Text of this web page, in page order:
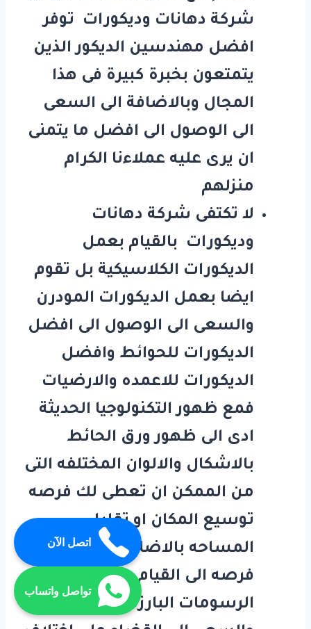
شركة دهانات وديكورات توفر
افضل مهندسين الديكور الذين
يتمتعون بخبرة كبيرة فى هذا
المجال وبالاضافة الى السعى
الى الوصول الى افضل ما يتمنى
ان يرى عليه عملاءنا الكرام
منزلهم
لا تكتفى شركة دهانات
وديكورات بالقيام بعمل
الديكورات الكلاسيكية بل تقوم
ايضا بعمل الديكورات المودرن
والسعى الى الوصول الى افضل
الديكورات للحوائط وافضل
الديكورات للاعمده والارضيات
فمع ظهور التكنولوجيا الحديثة
ادى الى ظهور ورق الحائط
بالاشكال والالوان المختلفه التى
من الممكن ان تعطى لك فرصه
توسيع المكان او تقليل
المساحه بالاضافة الى اعطاء
فرصه الى القيام بوضع
الرسومات البارزة فى الحوائط
اتصل الآن
تواصل واتساب